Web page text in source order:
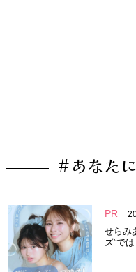
#あなた
PR
せらみ
ズ”で